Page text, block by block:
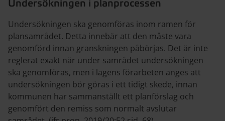
Undersökningen i planprocessen
Undersökningen ska genomföras inom ramen för
plansamrådet. Detta innebär att den måste vara
genomförd innan granskningen påbörjas. Det är inte
reglerat exakt när under samrådet undersökningen
ska genomföras, men i lagens förarbeten anges att
undersökningen bör göras i ett tidigt skede, innan
kommunen har sammanställt ett planförslag och
genomfört den remiss som normalt avslutar